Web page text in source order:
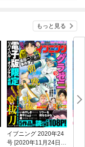
もっと見る
イブニング 2020年24
号 [2020年11月24日発